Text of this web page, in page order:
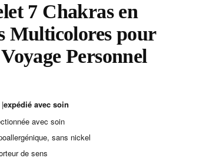
7 Chakras en
Multicolores pour
Personnel
|expédié avec soin
avec soin
sans nickel
de sens